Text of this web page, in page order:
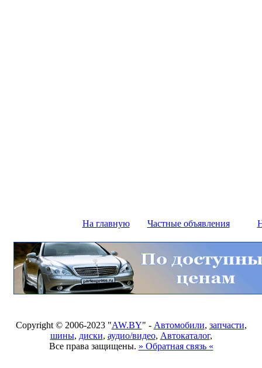
На главную Частные объявления
Copyright © 2006-2023 "AW.BY" - Автомобили, запчасти,
шины, диски, аудио/видео, Автокаталог,
Все права защищены. » Обратная связь «